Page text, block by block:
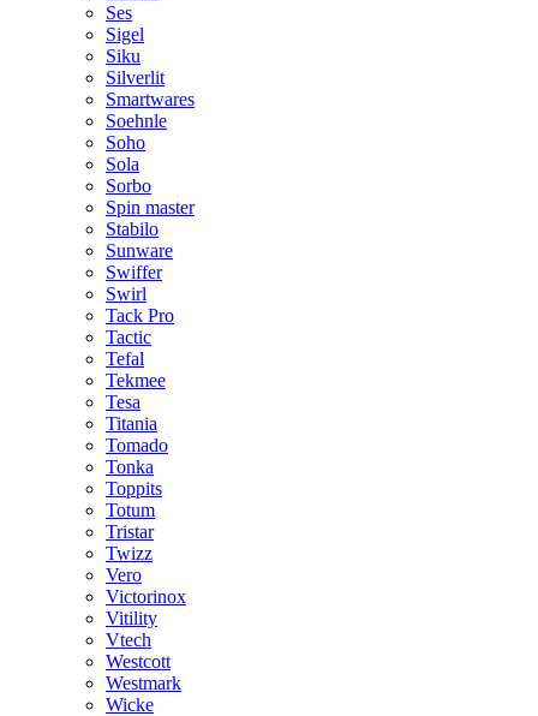
Ses
Sigel
Siku
Silverlit
Smartwares
Soehnle
Soho
Sola
Sorbo
Spin master
Stabilo
Sunware
Swiffer
Swirl
Tack Pro
Tactic
Tefal
Tekmee
Tesa
Titania
Tomado
Tonka
Toppits
Totum
Tristar
Twizz
Vero
Victorinox
Vitility
Vtech
Westcott
Westmark
Wicke